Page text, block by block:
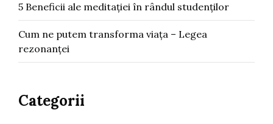
5 Beneficii ale meditației în rândul studenților
Cum ne putem transforma viața – Legea
rezonanței
Categorii